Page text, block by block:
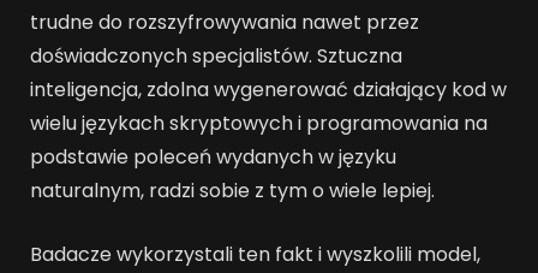
trudne do rozszyfrowywania nawet przez
doświadczonych specjalistów. Sztuczna
inteligencja, zdolna wygenerować działający kod w
wielu językach skryptowych i programowania na
podstawie poleceń wydanych w języku
naturalnym, radzi sobie z tym o wiele lepiej.
Badacze wykorzystali ten fakt i wyszkolili model,